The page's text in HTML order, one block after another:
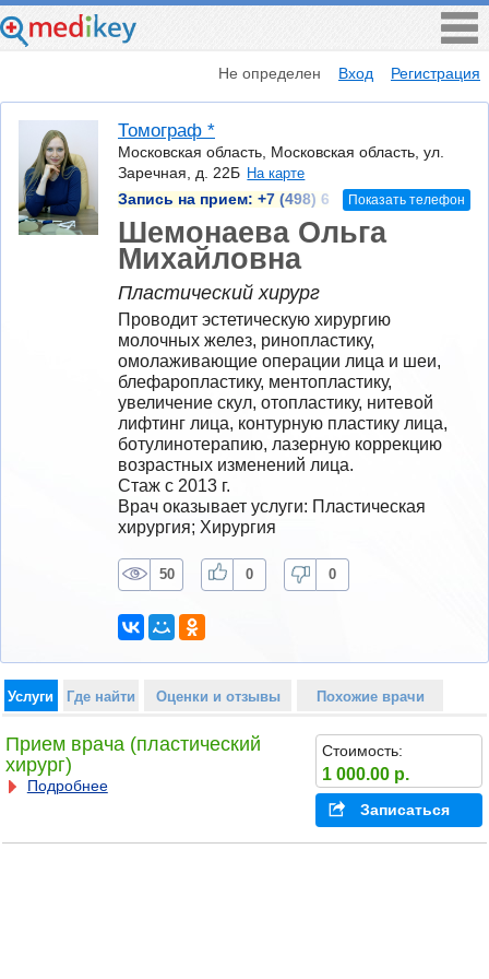
Не определен Вход Регистрация
Томограф *
Московская область, Московская область, ул.
Заречная, д. 22Б На карте
Запись на прием: +7 (498) 6 Показать телефон
Шемонаева Ольга
Михайловна
Пластический хирург
Проводит эстетическую хирургию
молочных желез, ринопластику,
омолаживающие операции лица и шеи,
блефаропластику, ментопластику,
увеличение скул, отопластику, нитевой
лифтинг лица, контурную пластику лица,
ботулинотерапию, лазерную коррекцию
возрастных изменений лица.
Стаж с 2013 г.
Врач оказывает услуги: Пластическая
хирургия; Хирургия
50 0 0
Услуги Где найти Оценки и отзывы Похожие врачи
Прием врача (пластический
хирург)
Подробнее
Стоимость:
1 000.00 р.
Записаться